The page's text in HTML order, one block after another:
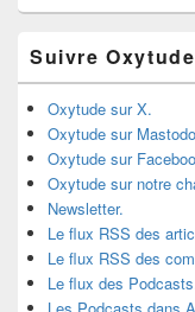
Suivre Oxytude
Oxytude sur X.
Oxytude sur
Oxytude sur
Oxytude sur notre
Newsletter.
Le flux RSS des
Le flux RSS des
Le flux des
Les Podcasts dans